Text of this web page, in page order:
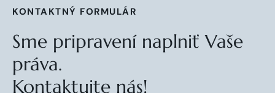
KONTAKTNÝ FORMULÁR
Sme pripravení naplniť Vaše
práva.
Kontaktujte nás!